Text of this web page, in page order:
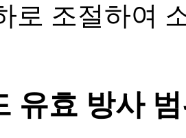
로 조절하여
유효 방사